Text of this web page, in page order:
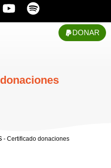
DONAR
- Certificado donaciones